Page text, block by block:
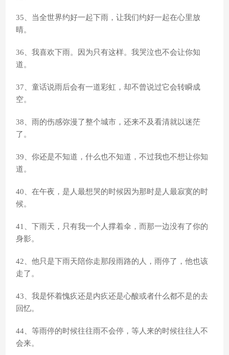
35、当全世界约好一起下雨，让我们约好一起在心里放
晴。
36、我喜欢下雨。因为只有这样。我哭泣也不会让你知
道。
37、童话说雨后会有一道彩虹，却不曾说过它会转瞬成
空。
38、雨的伤感弥漫了整个城市，还来不及看清就以迷茫
了。
39、你还是不知道，什么也不知道，不过我也不想让你知
道。
40、在午夜，是人最想哭的时候因为那时是人最寂寞的时
候。
41、下雨天，只有我一个人撑着伞，而那一边没有了你的
身影。
42、他只是下雨天陪你走那段雨路的人，雨停了，他也该
走了。
43、我是怀着愧疚还是内疚还是心酸或者什么都不是的去
回忆。
44、等雨停的时候往往雨不会停，等人来的时候往往人不
会来。